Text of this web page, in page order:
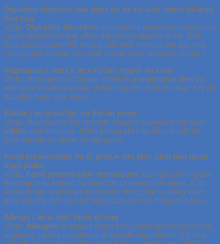
Digestive disorder /daɪˈdʒes.tɪv dɪˈsɔː.dər/: bệnh rối loạn
tiêu hóa
Ví dụ: Digestive disorders like irritable bowel syndrome can
cause discomfort and affect the overall quality of life. (Rối
loạn tiêu hóa như hội chứng ruột kích thích có thể gây khó
chịu và ảnh hưởng đến chất lượng cuộc sống nói chung.)
Vegetarian /ˌvedʒ.əˈter.i.ən/ (n): người ăn chay
Ví dụ: Many people choose to follow a vegetarian diet for
ethical or health reasons. (Nhiều người chọn ăn chay vì lý do
đạo đức hoặc sức khỏe.)
Edible /ˈed.ə.bəl/ (a): có thể ăn được
Ví dụ: Mushrooms are not only visually appealing but also
edible and delicious. (Nấm không chỉ hấp dẫn về mặt thị
giác mà còn ăn được và rất ngon.)
Food preservation /fuːd ˌprez.ɚˈveɪ.ʃən/: chất bảo quản
thực phẩm
Ví dụ: Food preservation techniques such as canning and
freezing help extend the shelf life of perishable items. (Các
kỹ thuật bảo quản thực phẩm như đóng hộp và đông lạnh
giúp kéo dài thời hạn sử dụng của các mặt hàng dễ hỏng.)
Allergy /ˈæl.ɚ.dʒi/: bệnh dị ứng
Ví dụ: Allergies to certain foods can cause severe reactions,
requiring careful avoidance of specific ingredients. (Dị ứng